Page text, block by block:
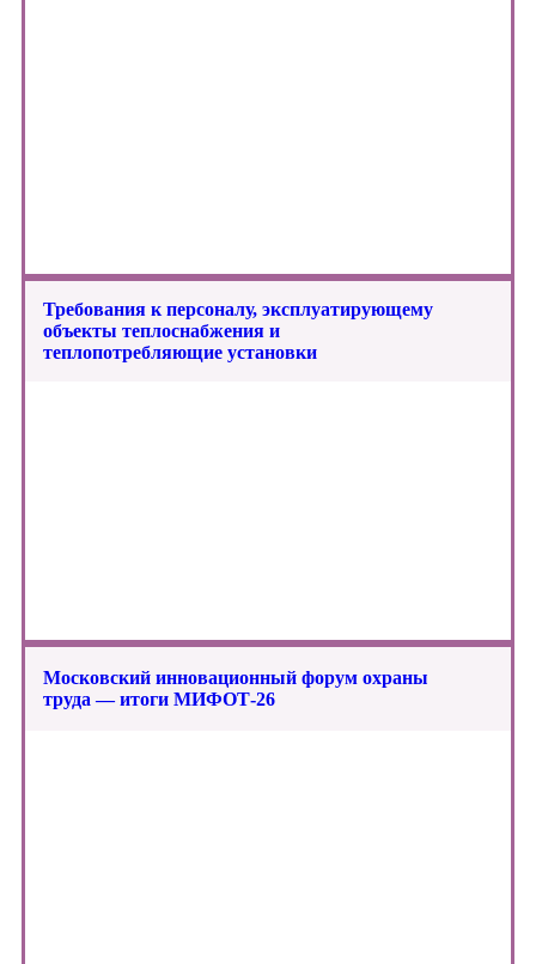
Требования к персоналу, эксплуатирующему
объекты теплоснабжения и
теплопотребляющие установки
Московский инновационный форум охраны
труда — итоги МИФОТ-26